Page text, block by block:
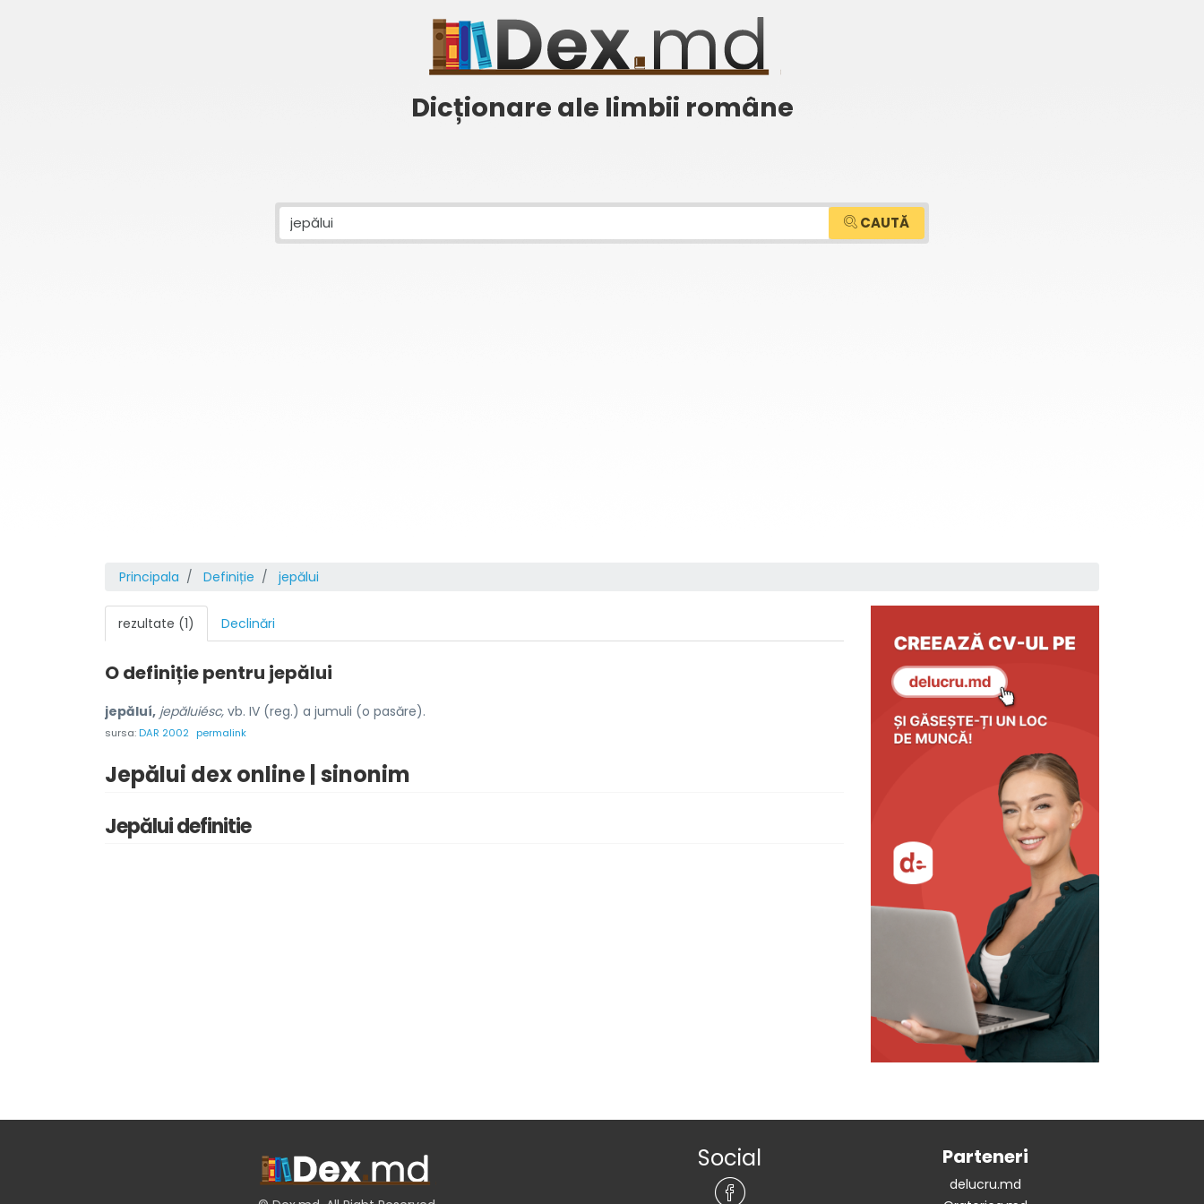
Dicționare ale limbii române
CAUTĂ
Principala Definiție jepălui
rezultate (1) Declinări
O definiție pentru jepălui
jepăluí, jepăluiésc, vb. IV (reg.) a jumuli (o pasăre).
sursa:DAR 2002 permalink
Jepălui dex online | sinonim
Jepălui definitie
Social Parteneri
delucru.md